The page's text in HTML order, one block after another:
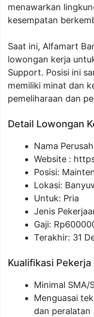
menawarkan
kesempatan
Saat ini, Alfamart
lowongan kerja
Support. Posisi ini
memiliki minat dan
pemeliharaan dan
Detail Lowongan
Nama
Website :
Posisi:
Lokasi:
Untuk: Pria
Jenis
Gaji: Rp
Terakhir: 31
Kualifikasi Pekerja
Minimal SMA/
Menguasai
dan peralatan